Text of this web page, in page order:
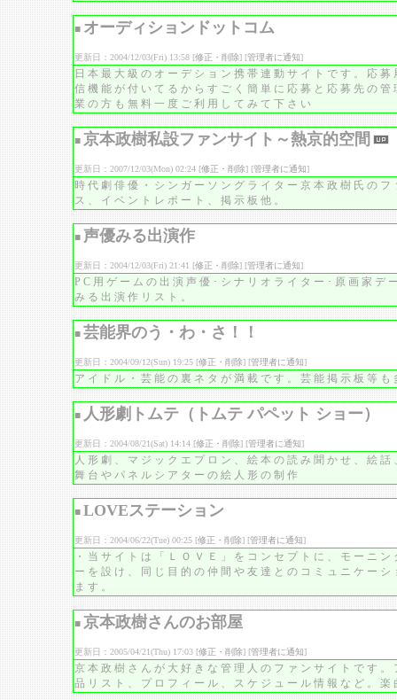
■ オーディションドットコム
更新日：2004/12/03(Fri) 13:58 [修正・削除] [管理者に通知]
日本最大級のオーデション携帯連動サイトです。応
信機能が付いてるからすごく簡単に応募と応募先の
業の方も無料一度ご利用してみて下さい
■ 京本政樹私設ファンサイト～熱京的空間
更新日：2007/12/03(Mon) 02:24 [修正・削除] [管理者に通知]
時代劇俳優・シンガーソングライター京本政樹氏の
ス、イベントレポート、掲示板他。
■ 声優みる出演作
更新日：2004/12/03(Fri) 21:41 [修正・削除] [管理者に通知]
PC用ゲームの出演声優･シナリオライター･原画家デ
みる出演作リスト。
■ 芸能界のう・わ・さ！！
更新日：2004/09/12(Sun) 19:25 [修正・削除] [管理者に通知]
アイドル・芸能の裏ネタが満載です。芸能掲示板等も
■ 人形劇トムテ（トムテ パペット ショー）
更新日：2004/08/21(Sat) 14:14 [修正・削除] [管理者に通知]
人形劇、マジックエプロン、絵本の読み聞かせ、絵
舞台やパネルシアターの絵人形の制作
■ LOVEステーション
更新日：2004/06/22(Tue) 00:25 [修正・削除] [管理者に通知]
・当サイトは「ＬＯＶＥ」をコンセプトに、モーニ
ーを設け、同じ目的の仲間や友達とのコミュニケー
ます。
■ 京本政樹さんのお部屋
更新日：2005/04/21(Thu) 17:03 [修正・削除] [管理者に通知]
京本政樹さんが大好きな管理人のファンサイトです
品リスト、プロフィール、スケジュール情報など。